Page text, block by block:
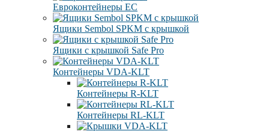
Евроконтейнеры ЕC
Ящики Sembol SPKM с крышкой
Ящики с крышкой Safe Pro
Контейнеры VDA-KLT
Контейнеры R-KLT
Контейнеры RL-KLT